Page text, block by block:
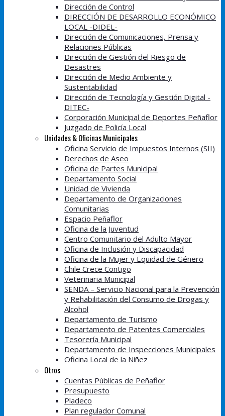
Dirección de Control
DIRECCIÓN DE DESARROLLO ECONÓMICO
LOCAL -DIDEL-
Dirección de Comunicaciones, Prensa y
Relaciones Públicas
Dirección de Gestión del Riesgo de
Desastres
Dirección de Medio Ambiente y
Sustentabilidad
Dirección de Tecnología y Gestión Digital -
DITEC-
Corporación Municipal de Deportes Peñaflor
Juzgado de Policía Local
Unidades & Oficinas Municipales
Oficina Servicio de Impuestos Internos (SII)
Derechos de Aseo
Oficina de Partes Municipal
Departamento Social
Unidad de Vivienda
Departamento de Organizaciones
Comunitarias
Espacio Peñaflor
Oficina de la Juventud
Centro Comunitario del Adulto Mayor
Oficina de Inclusión y Discapacidad
Oficina de la Mujer y Equidad de Género
Chile Crece Contigo
Veterinaria Municipal
SENDA – Servicio Nacional para la Prevención
y Rehabilitación del Consumo de Drogas y
Alcohol
Departamento de Turismo
Departamento de Patentes Comerciales
Tesorería Municipal
Departamento de Inspecciones Municipales
Oficina Local de la Niñez
Otros
Cuentas Públicas de Peñaflor
Presupuesto
Pladeco
Plan regulador Comunal